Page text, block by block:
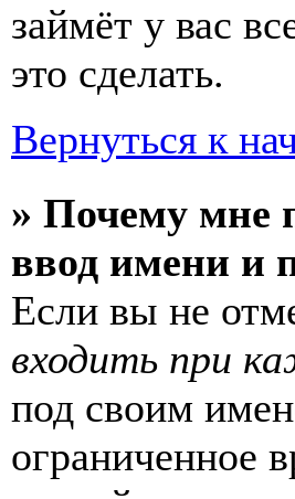
займёт у вас
это сделать.
Вернуться к
» Почему мне
ввод имени и
Если вы не
входить при
под своим
ограниченное